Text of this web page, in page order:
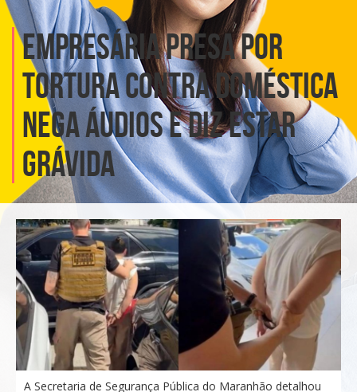
Empresária presa por
tortura contra doméstica
nega áudios e diz estar
grávida
A Secretaria de Segurança Pública do Maranhão detalhou